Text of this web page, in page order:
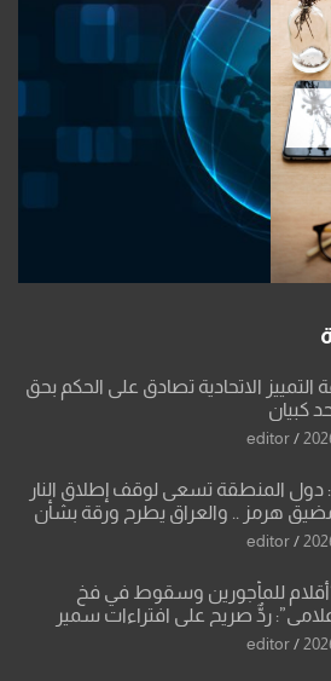
الاتحادية تصادق على الحكم بحق
كبيان
editor
المنطقة تسعى لوقف إطلاق النار
هرمز .. والعراق يطرح ورقة بشأن
editor
للمأجورين وسقوط في فخ
ردٌّ صريح على افتراءات سمير
editor